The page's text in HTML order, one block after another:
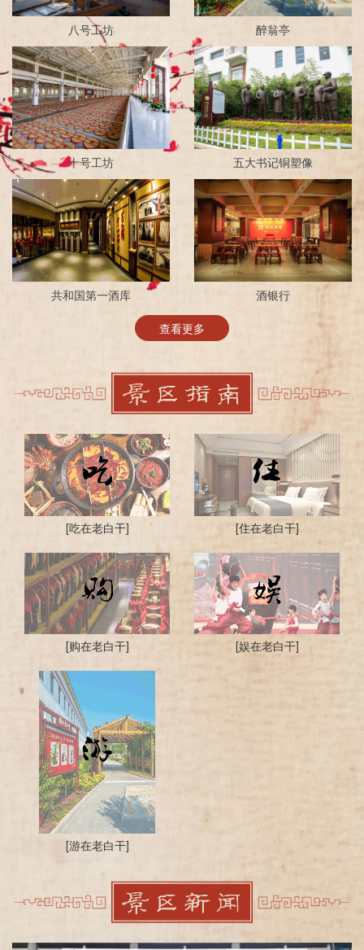
八号工坊 醉翁亭
十号工坊 五大书记铜塑像
共和国第一酒库 酒银行
查看更多
[吃在老白干] [住在老白干]
[购在老白干] [娱在老白干]
[游在老白干]